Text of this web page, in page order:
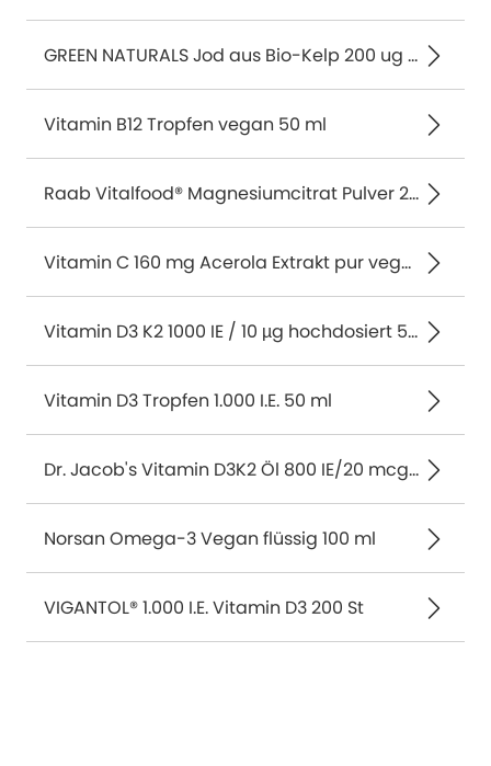
GREEN NATURALS Jod aus Bio-Kelp 200 ug 365 St
Vitamin B12 Tropfen vegan 50 ml
Raab Vitalfood® Magnesiumcitrat Pulver 200 g
Vitamin C 160 mg Acerola Extrakt pur vegan 180 St
Vitamin D3 K2 1000 IE / 10 µg hochdosiert 50 ml
Vitamin D3 Tropfen 1.000 I.E. 50 ml
Dr. Jacob's Vitamin D3K2 Öl 800 IE/20 mcg D3+K2 640 Tropfen 20 ml
Norsan Omega-3 Vegan flüssig 100 ml
VIGANTOL® 1.000 I.E. Vitamin D3 200 St